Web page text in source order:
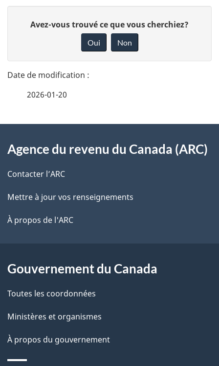
t
a
l
s
l
a
a
g
e
n
o
t
r
e
é
t
a
t
i
n
s
Avez-vous trouvé ce que vous cherchiez?
Oui Non
2026-01-20
propos
de
ce
site
Agence du revenu du Canada (ARC)
Contacter l’ARC
Mettre à jour vos renseignements
À propos de l'ARC
Gouvernement du Canada
Toutes les coordonnées
Ministères et organismes
À propos du gouvernement